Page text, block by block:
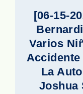
[06-15-
Varios
La
Joshua